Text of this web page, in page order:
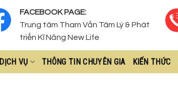
FACEBOOK PAGE:
Trung tâm Tham Vấn Tâm Lý & Phát
triển Kĩ Năng New Life
DỊCH VỤ THÔNG TIN CHUYÊN GIA KIẾN THỨC